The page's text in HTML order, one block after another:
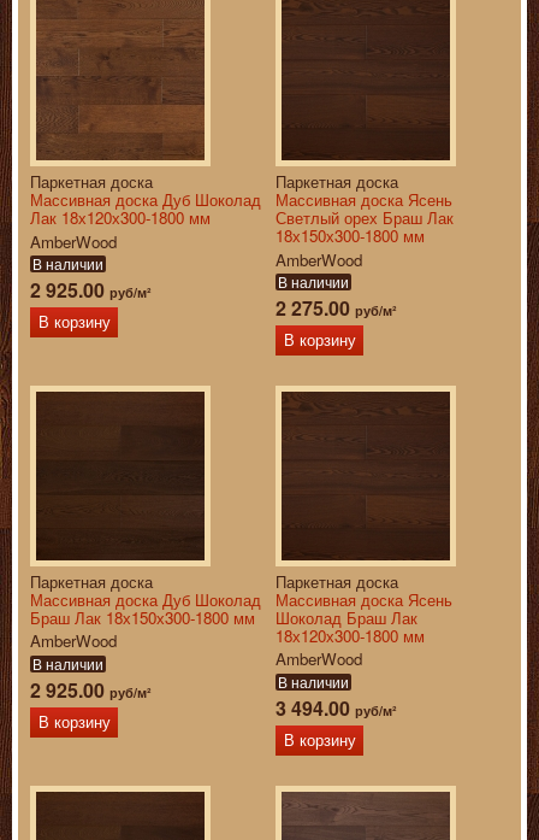
Паркетная доска
Массивная доска Дуб Шоколад
Лак 18х120х300-1800 мм
AmberWood
В наличии
2 925.00 руб/м²
В корзину
Паркетная доска
Массивная доска Ясень
Светлый орех Браш Лак
18х150х300-1800 мм
AmberWood
В наличии
2 275.00 руб/м²
В корзину
Паркетная доска
Массивная доска Дуб Шоколад
Браш Лак 18х150х300-1800 мм
AmberWood
В наличии
2 925.00 руб/м²
В корзину
Паркетная доска
Массивная доска Ясень
Шоколад Браш Лак
18х120х300-1800 мм
AmberWood
В наличии
3 494.00 руб/м²
В корзину